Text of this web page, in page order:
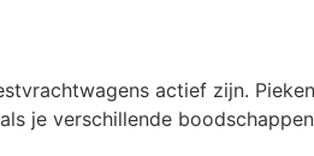
actief zijn. Pieken
je verschillende boodschappen